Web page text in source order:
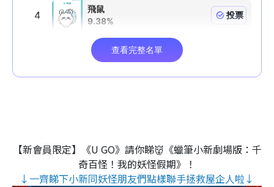
【新會員限定】《U GO》請你睇👹《蠟筆小新劇場版：千
奇百怪！我的妖怪假期》！
↓一齊睇下小新同妖怪朋友們點樣聯手拯救屋企人啦↓